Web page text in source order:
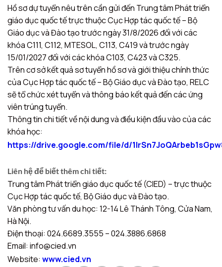
Hồ sơ dự tuyển nêu trên cần gửi đến Trung tâm Phát triển
giáo dục quốc tế trực thuộc Cục Hợp tác quốc tế – Bộ
Giáo dục và Đào tạo trước ngày 31/8/2026 đối với các
khóa C111, C112, MTESOL, C113, C419 và trước ngày
15/01/2027 đối với các khóa C103, C423 và C325.
Trên cơ sở kết quả sơ tuyển hồ sơ và giới thiệu chính thức
của Cục Hợp tác quốc tế – Bộ Giáo dục và Đào tạo, RELC
sẽ tổ chức xét tuyển và thông báo kết quả đến các ứng
viên trúng tuyển.
Thông tin chi tiết về nội dung và điều kiện đầu vào của các
khóa học:
https://drive.google.com/file/d/
Liên hệ để biết thêm chi tiết:
Trung tâm Phát triển giáo dục quốc tế (CIED) – trực thuộc
Cục Hợp tác quốc tế, Bộ Giáo dục và Đào tạo.
Văn phòng tư vấn du học: 12-14 Lê Thánh Tông, Cửa Nam,
Hà Nội.
Điện thoại: 024.6689.3555 – 024.3886.6868
Email: info@cied.vn
Website: www.cied.vn